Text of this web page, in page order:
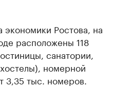
Ростова, на
расположены 118
санатории,
номерной
3,35 тыс. номеров.